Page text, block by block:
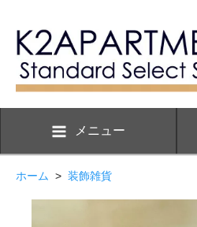
メニュー
ホーム > 装飾雑貨